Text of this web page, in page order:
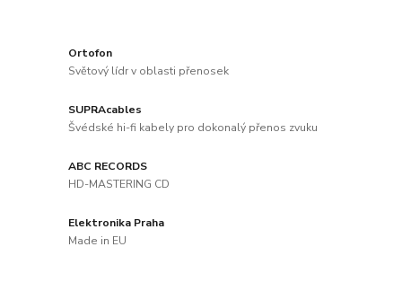
Ortofon
Světový lídr v oblasti přenosek
SUPRAcables
Švédské hi-fi kabely pro dokonalý přenos zvuku
ABC RECORDS
HD-MASTERING CD
Elektronika Praha
Made in EU